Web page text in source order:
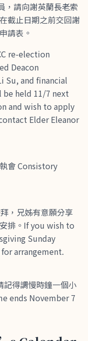
，請向謝英蘭長老索
截止日期之前交回謝
請表。
re-election
Deacon
Su, and financial
held 11/7 next
and wish to apply
Elder Eleanor
會 Consistory
，兄姊有意願分享
排。If you wish to
Sunday
arrangement.
記得調慢時鐘一個小
ends November 7